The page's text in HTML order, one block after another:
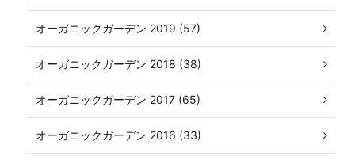
オーガニックガーデン 2019 (57)
オーガニックガーデン 2018 (38)
オーガニックガーデン 2017 (65)
オーガニックガーデン 2016 (33)